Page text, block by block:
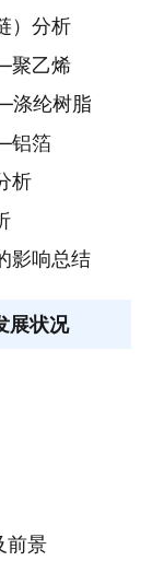
）分析
聚乙烯
涤纶树脂
铝箔
析
影响总结
展状况
前景